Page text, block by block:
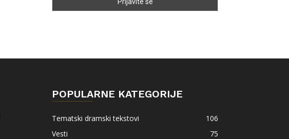
POPULARNE KATEGORIJE
Tematski dramski tekstovi
106
Vesti
75